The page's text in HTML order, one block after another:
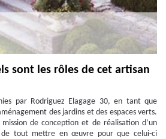
sont les rôles de cet artisan
par Rodriguez Elagage 30, en tant que
des jardins et des espaces verts.
de conception et de réalisation d’un
tout mettre en œuvre pour que celui-ci